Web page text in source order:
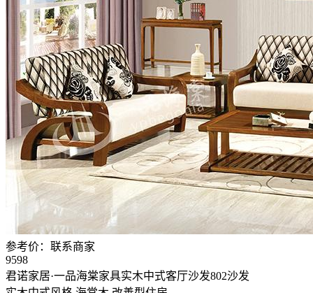
参考价： 联系商家
9598
君诺家居·一品海棠家具实木中式客厅沙发802沙发